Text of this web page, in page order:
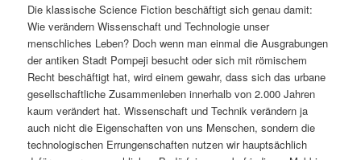
Die klassische Science Fiction beschäftigt sich genau damit:
Wie verändern Wissenschaft und Technologie unser
menschliches Leben? Doch wenn man einmal die Ausgrabungen
der antiken Stadt Pompeji besucht oder sich mit römischem
Recht beschäftigt hat, wird einem gewahr, dass sich das urbane
gesellschaftliche Zusammenleben innerhalb von 2.000 Jahren
kaum verändert hat. Wissenschaft und Technik verändern ja
auch nicht die Eigenschaften von uns Menschen, sondern die
technologischen Errungenschaften nutzen wir hauptsächlich